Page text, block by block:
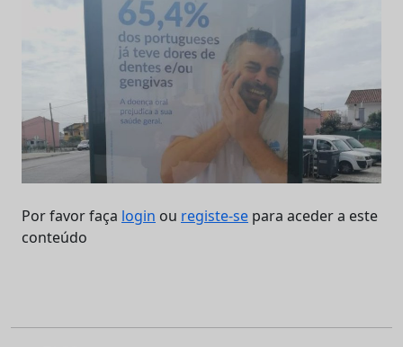
Por favor faça login ou registe-se para aceder a este
conteúdo